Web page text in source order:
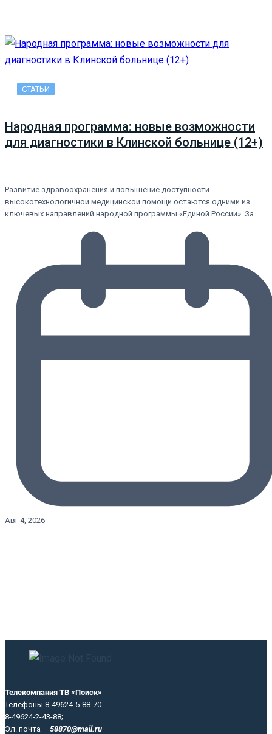
СТАТЬИ
Народная программа: новые возможности
для диагностики в Клинской больнице (12+)
Развитие здравоохранения и повышение доступности
высокотехнологичной медицинской помощи остаются одними из
ключевых направлений народной программы «Единой России». За…
Авг 4, 2026
Телекомпания ТВ «Поиск»
Телефоны 8-49624-5-88-70
8-49624-2-43-88;
Эл. почта – 58870@mail.ru